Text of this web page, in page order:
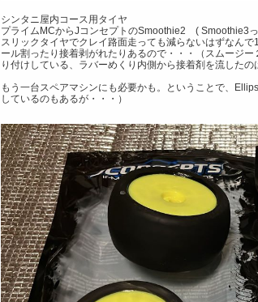
シンタニ屋内コース用タイヤ
プライムMCからJコンセプトのSmoothie2 ( Smoothie3
スリックタイヤでクレイ路面走っても減らないはずなん
ール割ったり接着剥がれたりあるので・・・（スムージ
り付けしている、ラバーめくり内側から接着剤を流したの
もう一台スペアマシンにも必要かも。ということで、
しているのもあるが・・・）